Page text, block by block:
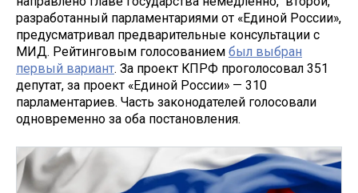
разработанный парламентариями от «Единой России»,
предусматривал предварительные консультации с
МИД. Рейтинговым голосованием был выбран
первый вариант. За проект КПРФ проголосовал 351
депутат, за проект «Единой России» — 310
парламентариев. Часть законодателей голосовали
одновременно за оба постановления.